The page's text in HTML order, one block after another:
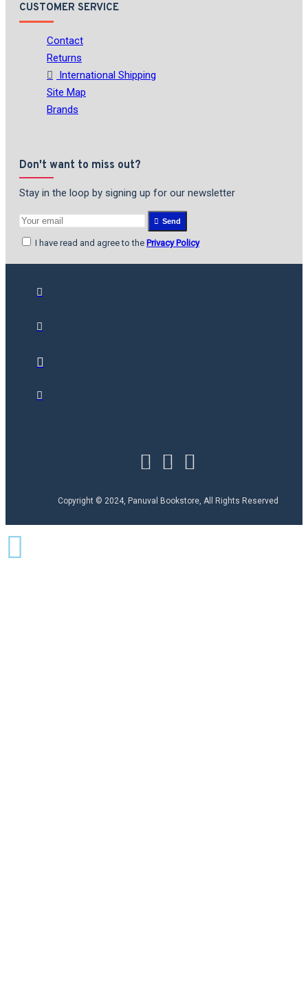
CUSTOMER SERVICE
Contact
Returns
International Shipping
Site Map
Brands
Don't want to miss out?
Stay in the loop by signing up for our newsletter
Send
I have read and agree to the Privacy Policy
Copyright © 2024, Panuval Bookstore, All Rights Reserved